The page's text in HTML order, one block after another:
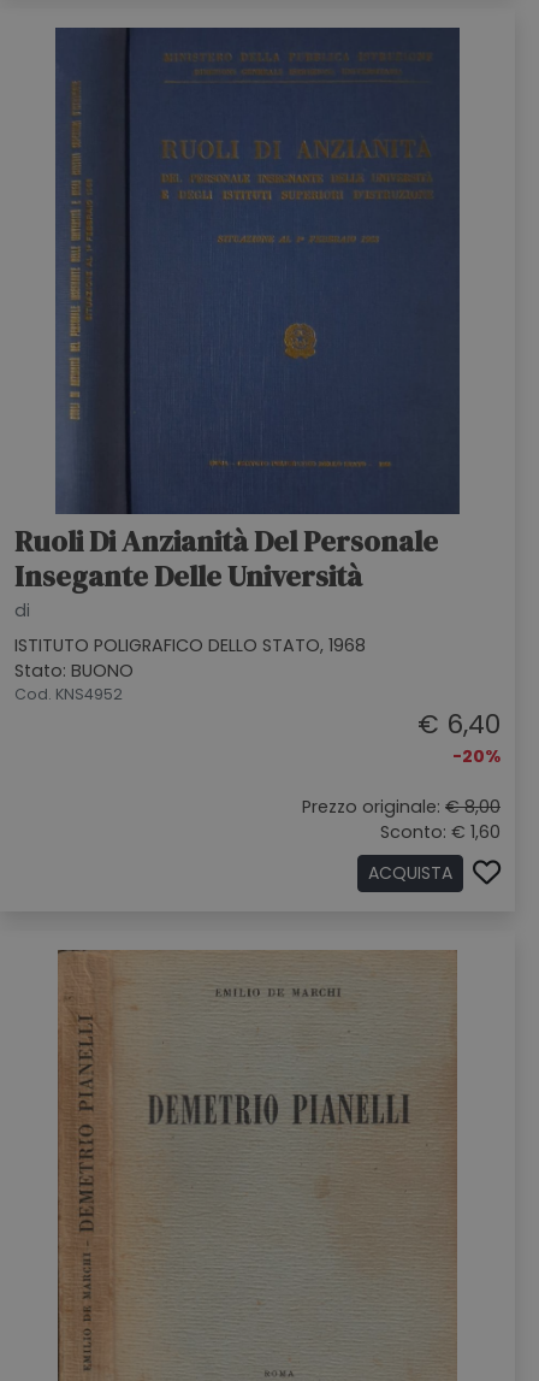
Ruoli Di Anzianità Del Personale
Insegante Delle Università
di
ISTITUTO POLIGRAFICO DELLO STATO, 1968
Stato: BUONO
Cod. KNS4952
€ 6,40
-20%
Prezzo originale: € 8,00
Sconto: € 1,60
ACQUISTA